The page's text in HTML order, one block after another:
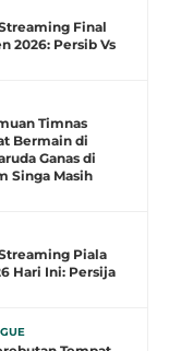
Final
2026: Persib Vs
Timnas
Bermain di
Ganas di
Singa Masih
Piala
Hari Ini: Persija